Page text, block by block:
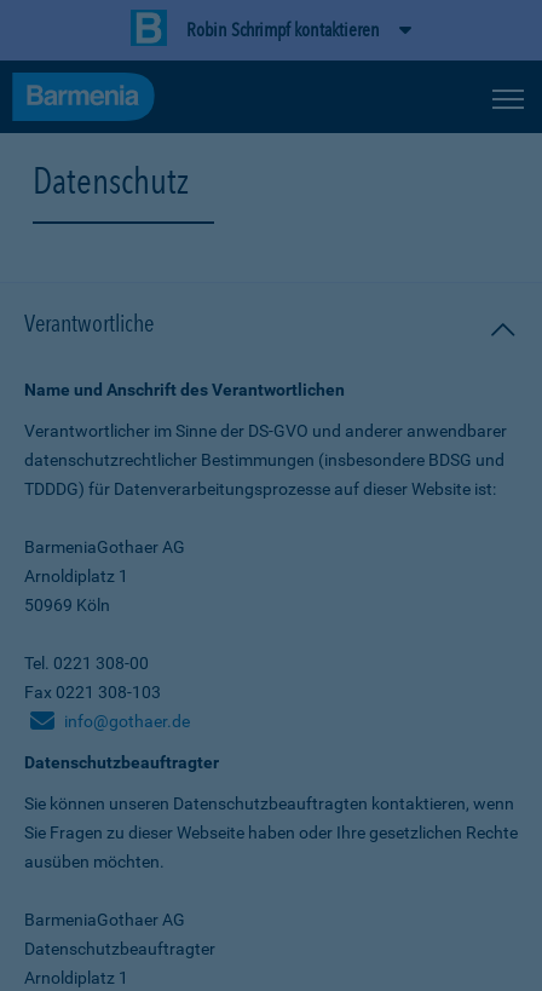
Robin Schrimpf kontaktieren
Datenschutz
Verantwortliche
Name und Anschrift des Verantwortlichen
Verantwortlicher im Sinne der DS-GVO und anderer anwendbarer
datenschutz­rechtlicher Bestimmungen (insbesondere BDSG und
TDDDG) für Daten­verarbeitungs­prozesse auf dieser Website ist:
BarmeniaGothaer AG
Arnoldiplatz 1
50969 Köln
Tel. 0221 308-00
Fax 0221 308-103
info@gothaer.de
Datenschutzbeauftragter
Sie können unseren Datenschutz­beauftragten kontaktieren, wenn
Sie Fragen zu dieser Webseite haben oder Ihre gesetzlichen Rechte
ausüben möchten.
BarmeniaGothaer AG
Datenschutzbeauftragter
Arnoldiplatz 1